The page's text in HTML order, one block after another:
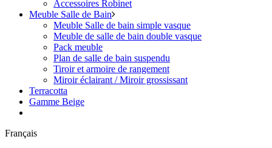
Accessoires Robinet
Meuble Salle de Bain
Meuble Salle de bain simple vasque
Meuble de salle de bain double vasque
Pack meuble
Plan de salle de bain suspendu
Tiroir et armoire de rangement
Miroir éclairant / Miroir grossissant
Terracotta
Gamme Beige
Français